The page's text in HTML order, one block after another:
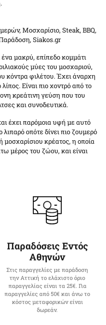
Μοσχαρίσιο, Steak, BBQ,
Siakos.gr
μακρύ, επίπεδο κομμάτι
μύες του μοσχαριού,
κόντρα φιλέτου. Έχει άναρχη
Είναι πιο χοντρό από το
κρεάτινη γεύση που του
και συνοδευτικά.
έχει παρόμοια υφή με αυτό
οπότε δίνει πιο ζουμερό
μοσχαρίσιου κρέατος, η οποία
μέρος του ζώου, και είναι
Παραδόσεις Εντός
Αθηνών
Στις παραγγελίες με παράδοση
την Αττική το ελάχιστο όριο
παραγγελίας είναι τα 25€. Για
παραγγελίες από 50€ και άνω το
κόστος μεταφορικών είναι
δωρεάν.